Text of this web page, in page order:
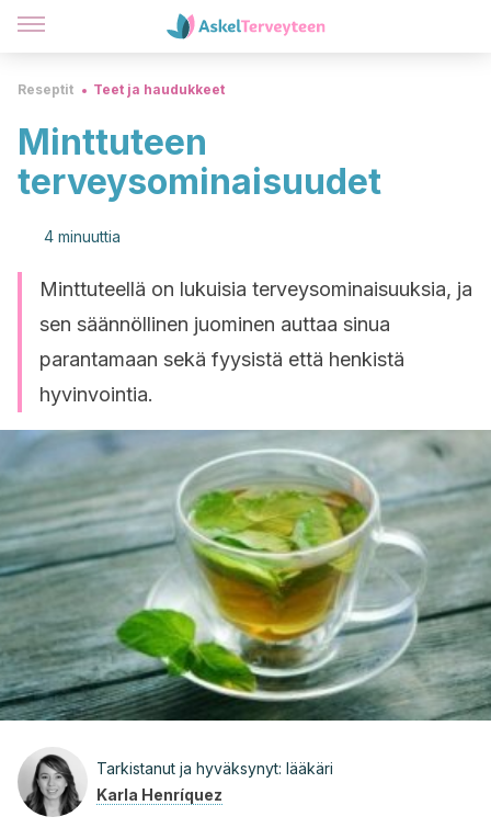
Reseptit Teet ja haudukkeet
Minttuteen
terveysominaisuudet
4 minuuttia
Minttuteellä on lukuisia terveysominaisuuksia, ja
sen säännöllinen juominen auttaa sinua
parantamaan sekä fyysistä että henkistä
hyvinvointia.
Tarkistanut ja hyväksynyt: lääkäri
Karla Henríquez